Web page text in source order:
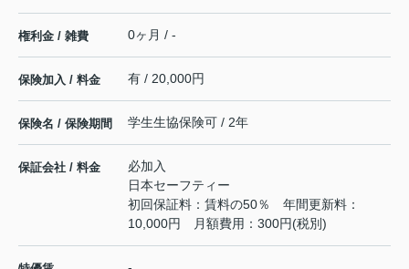
権利金 / 雑費 0ヶ月 / -
保険加入 / 料金 有 / 20,000円
保険名 / 保険期間 学生生協保険可 / 2年
保証会社 / 料金
必加入
日本セーフティー
初回保証料：賃料の50％ 年間更新料：
10,000円 月額費用：300円(税別)